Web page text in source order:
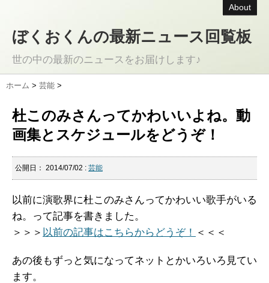
About
ぼくおくんの最新ニュース回覧板
世の中の最新のニュースをお届けします♪
ホーム > 芸能 >
杜このみさんってかわいいよね。動
画集とスケジュールをどうぞ！
公開日： 2014/07/02 : 芸能
以前に演歌界に杜このみさんってかわいい歌手がいる
ね。って記事を書きました。
＞＞＞ 以前の記事はこちらからどうぞ！ ＜＜＜
あの後もずっと気になってネットとかいろいろ見てい
ます。